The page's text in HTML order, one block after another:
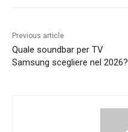
Previous article
Quale soundbar per TV
Samsung scegliere nel 2026?